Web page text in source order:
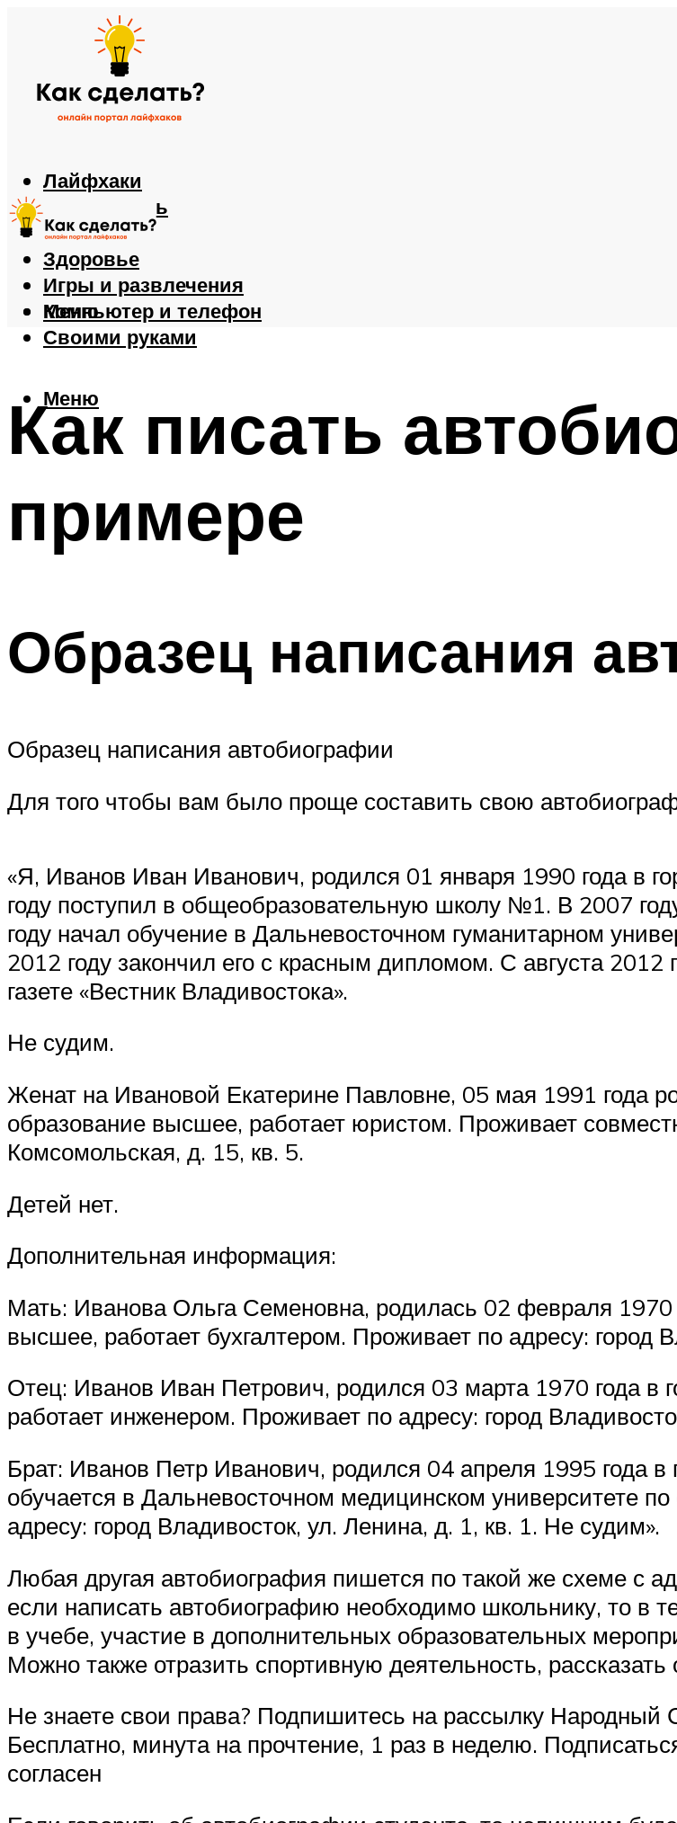
Лайфхаки
Автомобиль
Еда
Здоровье
Игры и развлечения
Компьютер и телефон
Своими руками
Меню
Меню
Как писать
примере
Образец написания
Образец написания автобиографии
Для того чтобы вам было проще составить свою
«Я, Иванов Иван Иванович, родился 01 января 1990 года в
году поступил в общеобразовательную школу №1. В 2007
году начал обучение в Дальневосточном гуманитарном
2012 году закончил его с красным дипломом. С августа
газете «Вестник Владивостока».
Не судим.
Женат на Ивановой Екатерине Павловне, 05 мая 1991 года
образование высшее, работает юристом. Проживает
Комсомольская, д. 15, кв. 5.
Детей нет.
Дополнительная информация:
Мать: Иванова Ольга Семеновна, родилась 02 февраля 1970
высшее, работает бухгалтером. Проживает по адресу: город
Отец: Иванов Иван Петрович, родился 03 марта 1970 года в
работает инженером. Проживает по адресу: город
Брат: Иванов Петр Иванович, родился 04 апреля 1995 года
обучается в Дальневосточном медицинском университете
адресу: город Владивосток, ул. Ленина, д. 1, кв. 1. Не судим».
Любая другая автобиография пишется по такой же схеме с
если написать автобиографию необходимо школьнику, то в
в учебе, участие в дополнительных образовательных
Можно также отразить спортивную деятельность,
Не знаете свои права? Подпишитесь на рассылку Народный
Бесплатно, минута на прочтение, 1 раз в неделю.
согласен